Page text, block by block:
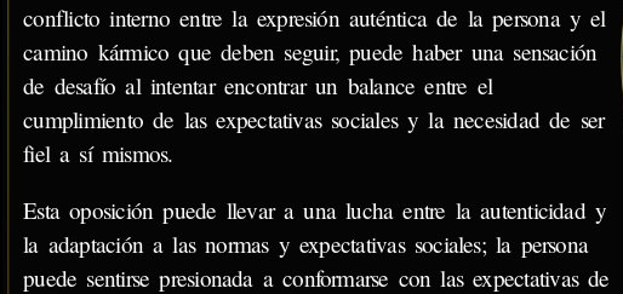
conflicto interno entre la expresión auténtica de la persona y el
camino kármico que deben seguir, puede haber una sensación
de desafío al intentar encontrar un balance entre el
cumplimiento de las expectativas sociales y la necesidad de ser
fiel a sí mismos.
Esta oposición puede llevar a una lucha entre la autenticidad y
la adaptación a las normas y expectativas sociales; la persona
puede sentirse presionada a conformarse con las expectativas de